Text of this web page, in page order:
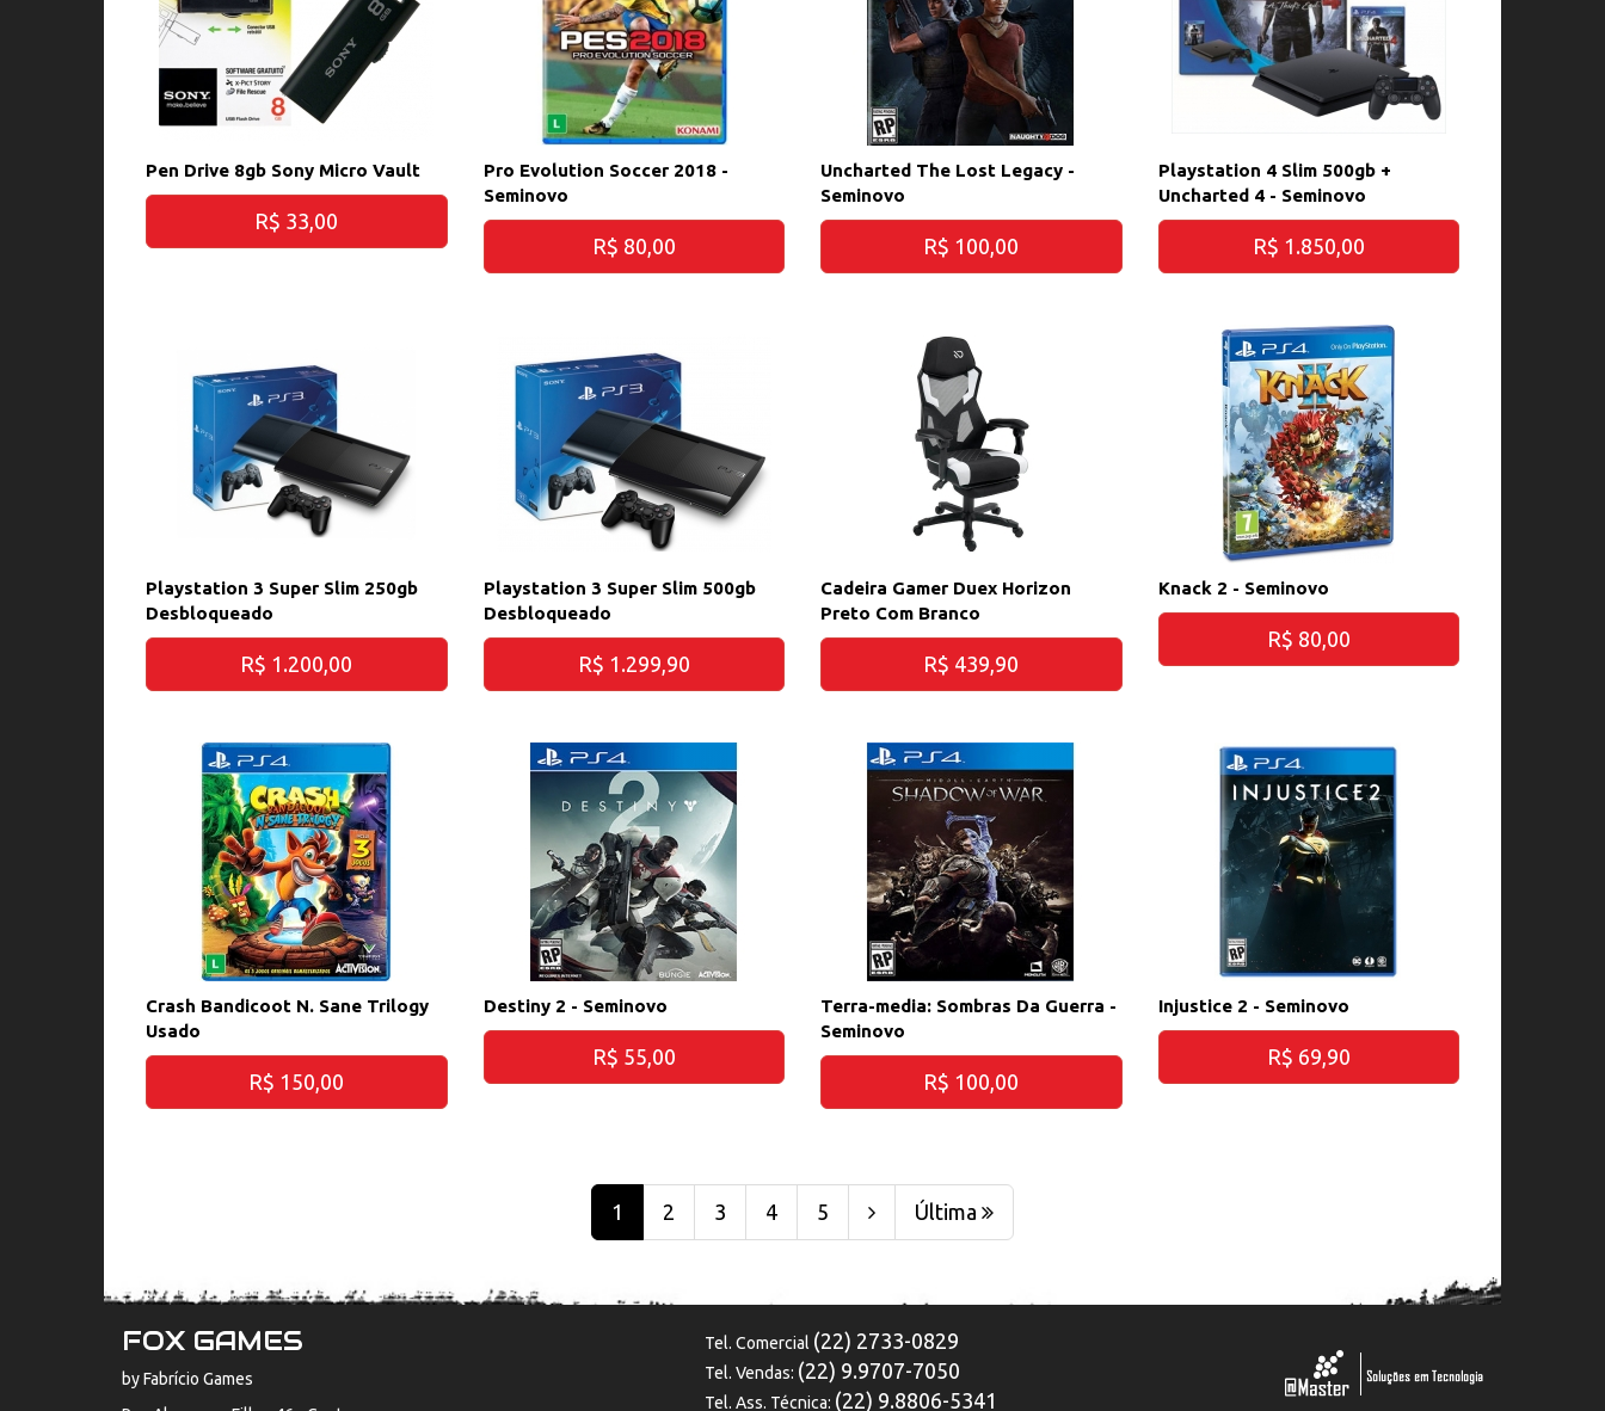
Pen Drive 8gb Sony Micro Vault
R$ 33,00
Pro Evolution Soccer 2018 -
Seminovo
R$ 80,00
Uncharted The Lost Legacy -
Seminovo
R$ 100,00
Playstation 4 Slim 500gb +
Uncharted 4 - Seminovo
R$ 1.850,00
Playstation 3 Super Slim 250gb
Desbloqueado
R$ 1.200,00
Playstation 3 Super Slim 500gb
Desbloqueado
R$ 1.299,90
Cadeira Gamer Duex Horizon
Preto Com Branco
R$ 439,90
Knack 2 - Seminovo
R$ 80,00
Crash Bandicoot N. Sane Trilogy
Usado
R$ 150,00
Destiny 2 - Seminovo
R$ 55,00
Terra-media: Sombras Da Guerra -
Seminovo
R$ 100,00
Injustice 2 - Seminovo
R$ 69,90
1 2 3 4 5 Última
FOX GAMES
by Fabrício Games
Tel. Comercial (22) 2733-0829
Tel. Vendas: (22) 9.9707-7050
Tel. Ass. Técnica: (22) 9.8806-5341